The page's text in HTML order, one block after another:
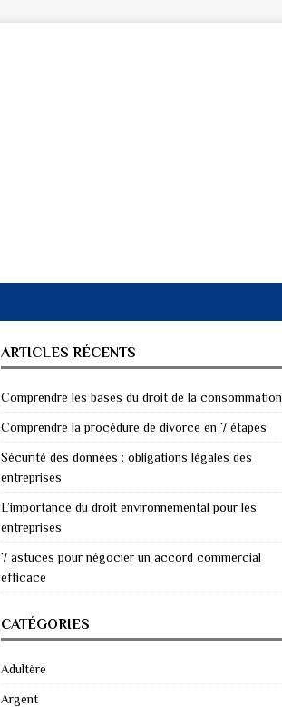
ARTICLES RÉCENTS
Comprendre les bases du droit de la consommation
Comprendre la procédure de divorce en 7 étapes
Sécurité des données : obligations légales des
entreprises
L’importance du droit environnemental pour les
entreprises
7 astuces pour négocier un accord commercial
efficace
CATÉGORIES
Adultère
Argent